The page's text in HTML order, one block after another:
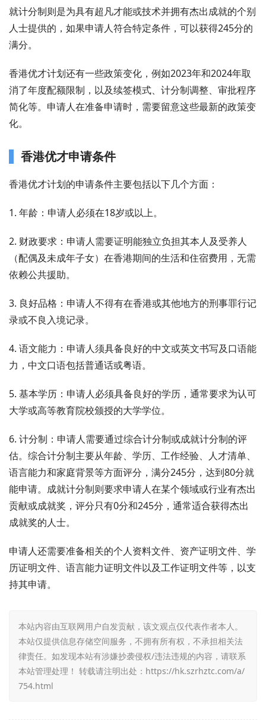
就计分制则是为具有超凡才能或技术并拥有杰出成就的个别
人士提供的，如果申请人符合特定条件，可以获得245分的
满分。
香港优才计划还有一些政策变化，例如2023年和2024年取
消了年度配额限制，以及续签模式、计分制调整、审批程序
简化等。申请人在准备申请时，需要留意这些最新的政策变
化。
香港优才申请条件
香港优才计划的申请条件主要包括以下几个方面：
1. 年龄：申请人必须在18岁或以上。
2. 财政要求：申请人需要证明能独立负担其本人及受养人
（配偶及未成年子女）在香港期间的生活和住宿费用，无需
依赖公共援助。
3. 良好品格：申请人不得有在香港或其他地方的刑事罪行记
录或不良入境记录。
4. 语文能力：申请人须具备良好的中文或英文书写及口语能
力，中文口语包括普通话或粤语。
5. 基本学历：申请人必须具备良好的学历，通常要求为认可
大学或高等教育院校颁授的大学学位。
6. 计分制：申请人需要通过综合计分制或成就计分制的评
估。综合计分制主要从年龄、学历、工作经验、人才清单、
语言能力和家庭背景等方面评分，满分245分，达到80分就
能申请。成就计分制则要求申请人在某个领域或行业有杰出
贡献或成就奖，评分只有0分和245分，通常适合获得杰出
成就奖的人士。
申请人还需要准备相关的个人资料文件、资产证明文件、学
历证明文件、语言能力证明文件以及工作证明文件等，以支
持其申请。
本站内容由互联网用户自发贡献，该文观点仅代表作者本人。
本站仅提供信息存储空间服务，不拥有所有权，不承担相关法
律责任。如发现本站有涉嫌抄袭侵权/违法违规的内容，请联系
本站管理处理！ 转载请注明出处： https://hk.szrhztc.com/a/
754.html